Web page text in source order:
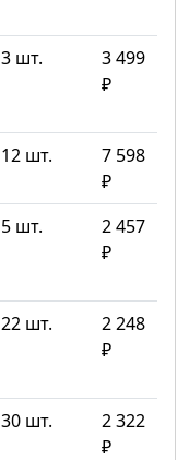
3 шт.
3 499
₽
12 шт.
7 598
₽
5 шт.
2 457
₽
22 шт.
2 248
₽
30 шт.
2 322
₽